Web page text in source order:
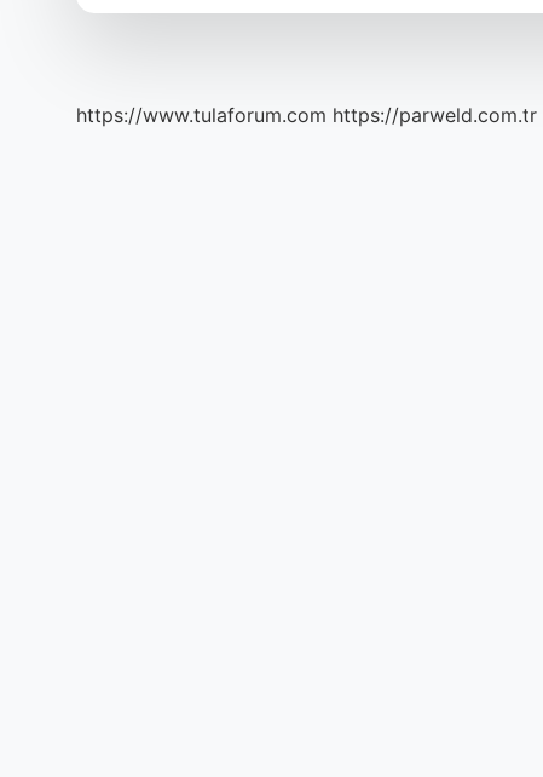
https://www.tulaforum.com https://parweld.com.tr